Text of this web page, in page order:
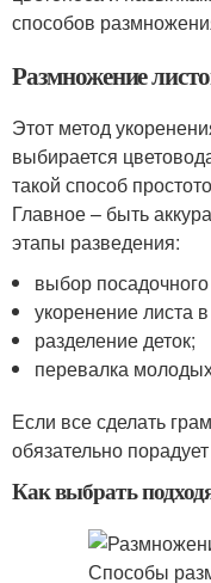
способов
Размножение
Этот метод
выбирается
такой способ
Главное – быть
этапы разведения:
выбор
укоренение листа
разделение деток;
перевалка
Если все сделать
обязательно
Как выбрать